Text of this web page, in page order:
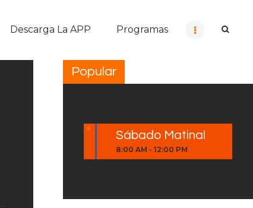
Descarga La APP Programas
Popular
Sábado Matinal
8:00 AM -12:00 PM